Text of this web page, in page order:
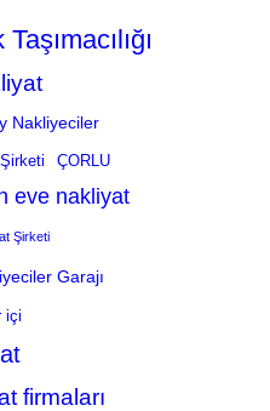
Nakliyeciler
ÇORLU
eve nakliyat
Şirketi
Garajı
içi
firmaları